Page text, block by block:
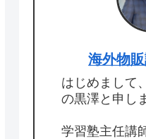
海外物
はじめまして
の黒澤と申し
学習塾主任講